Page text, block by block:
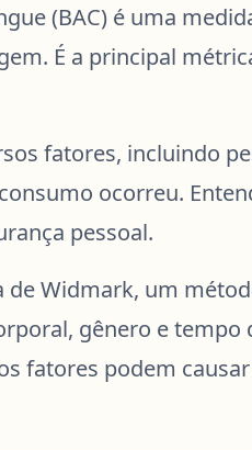
(BAC) é uma
É a principal
fatores, incluindo
ocorreu.
pessoal.
de Widmark, um
gênero e
fatores podem